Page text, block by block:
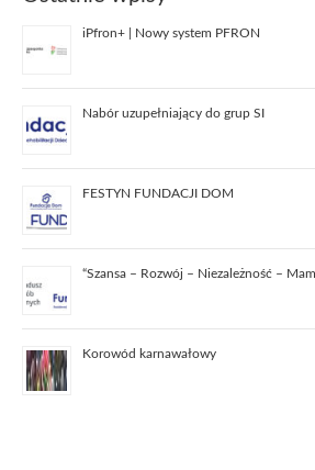
iPfron+ | Nowy system PFRON
Nabór uzupełniający do grup SI
FESTYN FUNDACJI DOM
“Szansa – Rozwój – Niezależność –
Korowód karnawałowy